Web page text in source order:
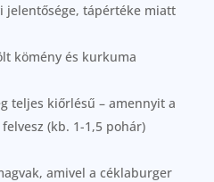
jelentősége, tápértéke miatt
kömény és kurkuma
teljes kiőrlésű – amennyit a
(kb. 1-1,5 pohár)
amivel a céklaburger